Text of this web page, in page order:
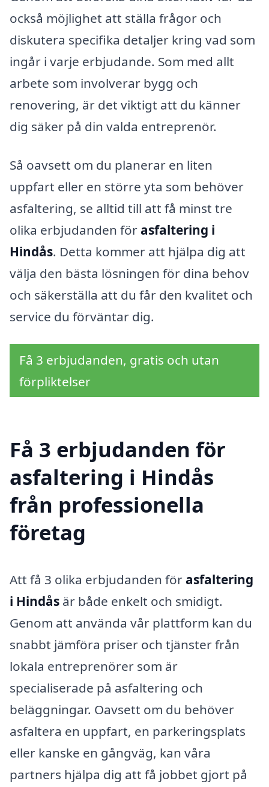
också möjlighet att ställa frågor och
diskutera specifika detaljer kring vad som
ingår i varje erbjudande. Som med allt
arbete som involverar bygg och
renovering, är det viktigt att du känner
dig säker på din valda entreprenör.
Så oavsett om du planerar en liten
uppfart eller en större yta som behöver
asfaltering, se alltid till att få minst tre
olika erbjudanden för asfaltering i
Hindås. Detta kommer att hjälpa dig att
välja den bästa lösningen för dina behov
och säkerställa att du får den kvalitet och
service du förväntar dig.
Få 3 erbjudanden, gratis och utan
förpliktelser
Få 3 erbjudanden för
asfaltering i Hindås
från professionella
företag
Att få 3 olika erbjudanden för asfaltering
i Hindås är både enkelt och smidigt.
Genom att använda vår plattform kan du
snabbt jämföra priser och tjänster från
lokala entreprenörer som är
specialiserade på asfaltering och
beläggningar. Oavsett om du behöver
asfaltera en uppfart, en parkeringsplats
eller kanske en gångväg, kan våra
partners hjälpa dig att få jobbet gjort på